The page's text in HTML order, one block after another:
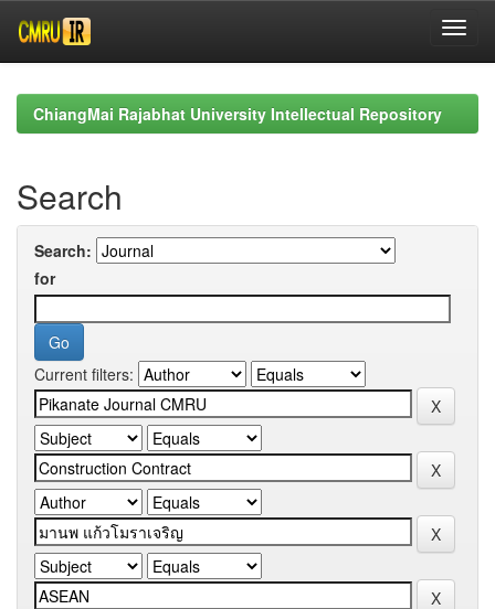
navigationChiangMai Rajabhat University Intellectual Repository
Search
Search:
for
Current filters: